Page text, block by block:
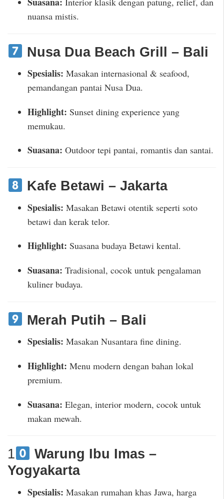
nuansa mistis.
Nusa Dua Beach Grill – Bali
Spesialis: Masakan internasional & seafood,
pemandangan pantai Nusa Dua.
Highlight: Sunset dining experience yang
memukau.
Suasana: Outdoor tepi pantai, romantis dan santai.
Kafe Betawi – Jakarta
Spesialis: Masakan Betawi otentik seperti soto
betawi dan kerak telor.
Highlight: Suasana budaya Betawi kental.
Suasana: Tradisional, cocok untuk pengalaman
kuliner budaya.
Merah Putih – Bali
Spesialis: Masakan Nusantara fine dining.
Highlight: Menu modern dengan bahan lokal
premium.
Suasana: Elegan, interior modern, cocok untuk
makan mewah.
1
Warung Ibu Imas –
Yogyakarta
Spesialis: Masakan rumahan khas Jawa, harga